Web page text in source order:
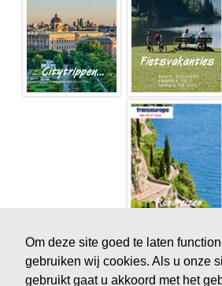
Om deze site goed te laten
gebruiken wij cookies. Als u onze
gebruikt gaat u akkoord met het
Home Over Transeurope
Vragen?
Reiskantoren Extras